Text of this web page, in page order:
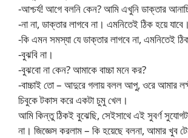
-আশ্চর্য! আগে বলনি কেন? আমি এখুনি ডাক্তার
-না না, ডাক্তার লাগবে না। এমনিতেই ঠিক হয়ে যাবে।
-কি এমন সমস্যা যে ডাক্তার লাগবে না, এমনিতেই
-বুঝবি না।
-বুঝবো না কেন? আমাকে বাচ্চা মনে কর?
-বাচ্চাই তো – আদুরে গলায় বলল আপু, ওরে আমার
চিবুকে টকাস করে একটা চুমু খেল।
আমি কিন্তু ঠিকই বুঝেছি, সেইসাথে এই সুবর্ণ
না। জিজ্ঞেস করলাম – কি হয়েছে বলনা, আমার খুব